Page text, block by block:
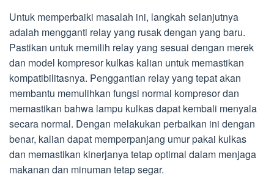
Untuk memperbaiki masalah ini, langkah selanjutnya
adalah mengganti relay yang rusak dengan yang baru.
Pastikan untuk memilih relay yang sesuai dengan merek
dan model kompresor kulkas kalian untuk memastikan
kompatibilitasnya. Penggantian relay yang tepat akan
membantu memulihkan fungsi normal kompresor dan
memastikan bahwa lampu kulkas dapat kembali menyala
secara normal. Dengan melakukan perbaikan ini dengan
benar, kalian dapat memperpanjang umur pakai kulkas
dan memastikan kinerjanya tetap optimal dalam menjaga
makanan dan minuman tetap segar.